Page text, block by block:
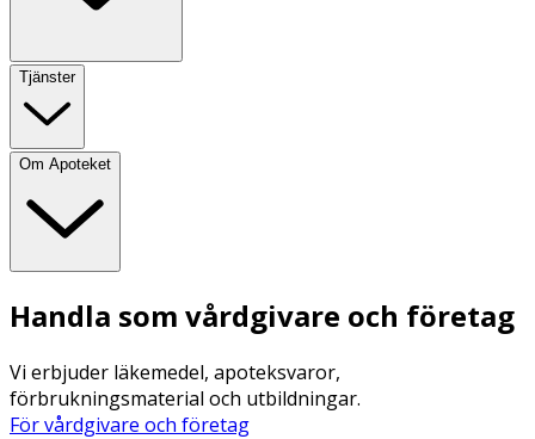
Tjänster
Om Apoteket
Handla som vårdgivare och företag
Vi erbjuder läkemedel, apoteksvaror,
förbrukningsmaterial och utbildningar.
För vårdgivare och företag